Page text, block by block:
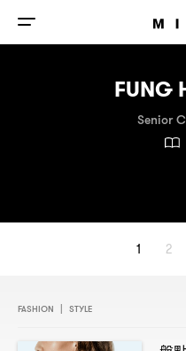
FUNG
Senior
1 2
FASHION STYLE